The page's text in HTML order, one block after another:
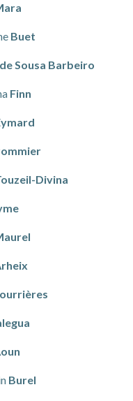
Buet
de Sousa Barbeiro
Finn
Divina
Burel